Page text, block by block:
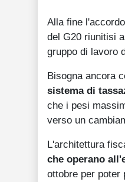
Alla fine
del G20 riunitisi
gruppo di lavoro
Bisogna ancora
sistema di
che i pesi
verso un
L'architettura
che operano
ottobre per poter